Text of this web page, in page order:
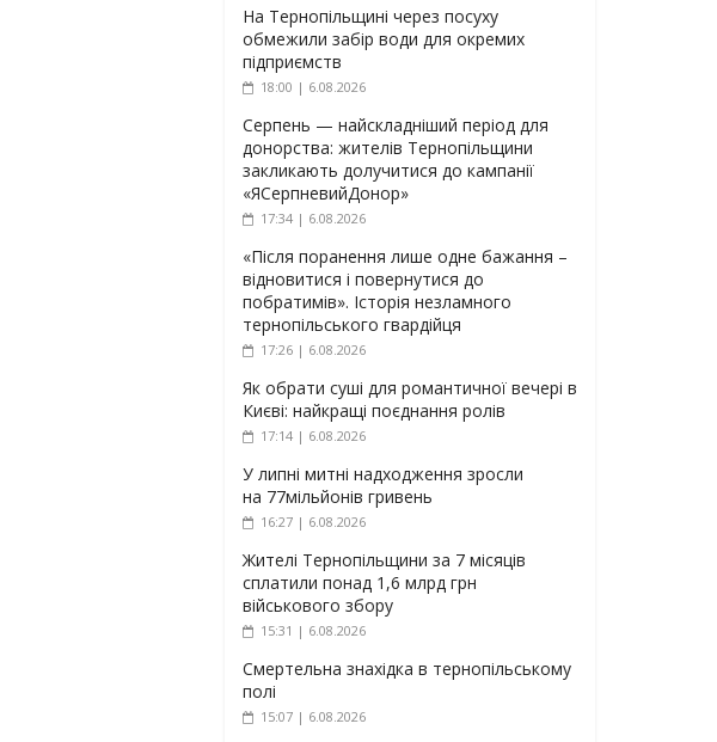
На Тернопільщині через посуху
обмежили забір води для окремих
підприємств
18:00 | 6.08.2026
Серпень — найскладніший період для
донорства: жителів Тернопільщини
закликають долучитися до кампанії
«ЯСерпневийДонор»
17:34 | 6.08.2026
«Після поранення лише одне бажання –
відновитися і повернутися до
побратимів». Історія незламного
тернопільського гвардійця
17:26 | 6.08.2026
Як обрати суші для романтичної вечері в
Києві: найкращі поєднання ролів
17:14 | 6.08.2026
У липні митні надходження зросли
на 77мільйонів гривень
16:27 | 6.08.2026
Жителі Тернопільщини за 7 місяців
сплатили понад 1,6 млрд грн
військового збору
15:31 | 6.08.2026
Смертельна знахідка в тернопільському
полі
15:07 | 6.08.2026